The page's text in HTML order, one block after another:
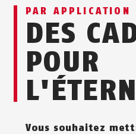
Affichage
tous
résultats
PAR APPLICATION
DES
POUR
Vous souhaitez